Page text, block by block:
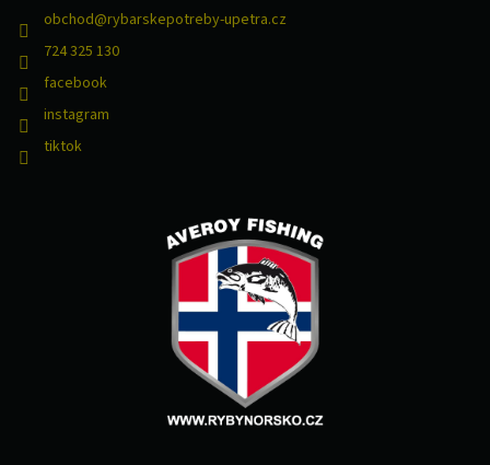
u
obchod@rybarskepotreby-upetra.cz
724 325 130
facebook
instagram
tiktok